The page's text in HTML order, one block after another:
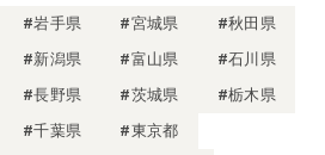
#岩手県 #宮城県
#秋田県
#新潟県 #富山県
#石川県
#長野県 #茨城県
#栃木県
#千葉県
#東京都